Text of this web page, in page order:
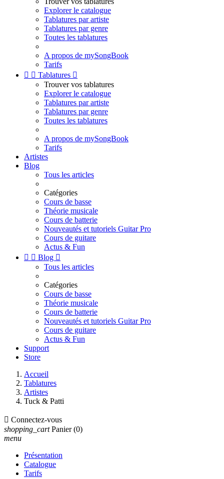
Explorer le catalogue
Tablatures par artiste
Tablatures par genre
Toutes les tablatures
A propos de mySongBook
Tarifs
  Tablatures 
Trouver vos tablatures
Explorer le catalogue
Tablatures par artiste
Tablatures par genre
Toutes les tablatures
A propos de mySongBook
Tarifs
Artistes
Blog
Tous les articles
Catégories
Cours de basse
Théorie musicale
Cours de batterie
Nouveautés et tutoriels Guitar Pro
Cours de guitare
Actus & Fun
  Blog 
Tous les articles
Catégories
Cours de basse
Théorie musicale
Cours de batterie
Nouveautés et tutoriels Guitar Pro
Cours de guitare
Actus & Fun
Support
Store
Accueil
Tablatures
Artistes
Tuck & Patti
 Connectez-vous
shopping_cart Panier (0)
menu
Présentation
Catalogue
Tarifs